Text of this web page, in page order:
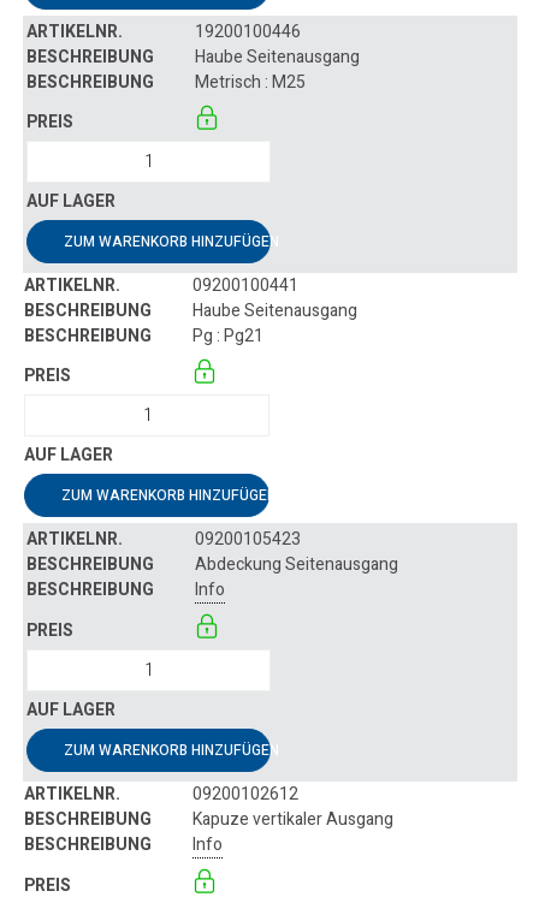
19200100446
Haube Seitenausgang
Metrisch : M25
ZUM WARENKORB HINZUFÜGEN
09200100441
Haube Seitenausgang
Pg : Pg21
ZUM WARENKORB HINZUFÜGEN
09200105423
Abdeckung Seitenausgang
Info
ZUM WARENKORB HINZUFÜGEN
09200102612
Kapuze vertikaler Ausgang
Info